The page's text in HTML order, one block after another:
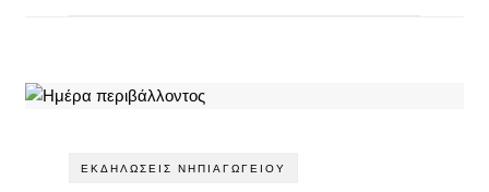
ΕΚΔΗΛΏΣΕΙΣ ΝΗΠΙΑΓΩΓΕΊΟΥ